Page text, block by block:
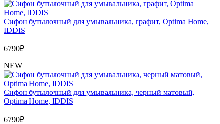
Сифон бутылочный для умывальника, графит, Optima Home,
IDDIS
6790₽
NEW
Сифон бутылочный для умывальника, черный матовый,
Optima Home, IDDIS
6790₽